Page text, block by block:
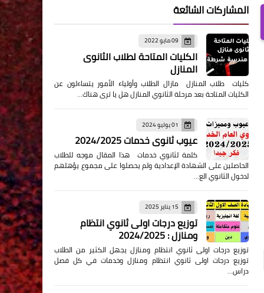
المشاركات الشائعة
09 مايو 2022
الكليات المتاحة لطلاب الثانوى
المنازل
كليات طلاب المنازل مازال الطلاب وأولياء الأمور يتساءلون عن
الكليات المتاحة بعد مرحلة الثانوي المنازل هل يا ترى هناك…
01 يوليو 2024
عيوب ثانوي خدمات 2024/2025
كلمة لثانوي خدمات هذا المقال موجه للطلاب
الحاصلين على الشهادة الإعدادية ولم يحصلوا على مجموع يؤهلهم
لدخول الثانوي الع…
15 يناير 2025
توزيع درجات اولى ثانوي انتظام
ومنازل : 2024/2025
توزيع درجات اولى ثانوي انتظام ومنازل يجهل الكثير من الطلاب
توزيع درجات اولى ثانوي انتظام ومنازل وخدمات في كل فصل
دراس…